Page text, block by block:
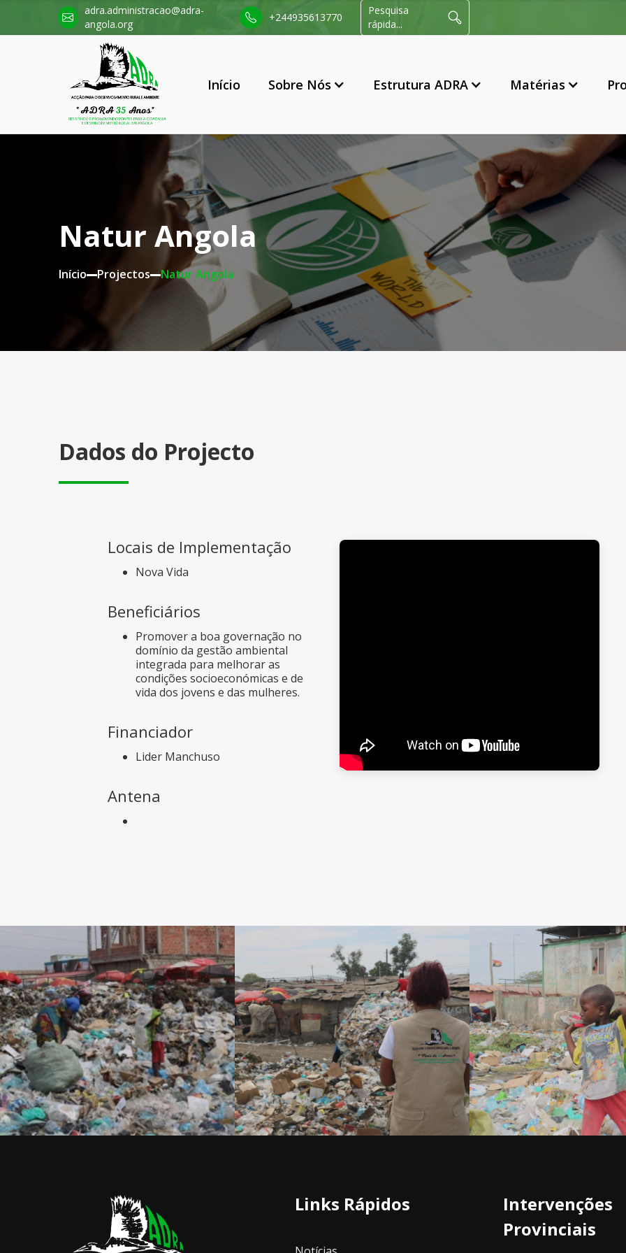
adra.administracao@adra-
angola.org
+244935613770
Pesquisa
rápida...
Início Sobre Nós Estrutura ADRA Matérias
Natur Angola
Início Projectos Natur Angola
Dados do Projecto
Locais de Implementação
Nova Vida
Beneficiários
Promover a boa governação no
domínio da gestão ambiental
integrada para melhorar as
condições socioeconómicas e de
vida dos jovens e das mulheres.
Financiador
Lider Manchuso
Antena
Links Rápidos
Intervenções
Provinciais